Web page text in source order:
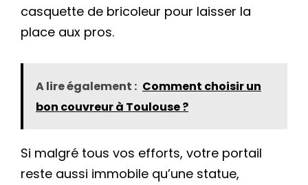
casquette de bricoleur pour laisser la
place aux pros.
A lire également : Comment choisir un
bon couvreur à Toulouse ?
Si malgré tous vos efforts, votre portail
reste aussi immobile qu’une statue,